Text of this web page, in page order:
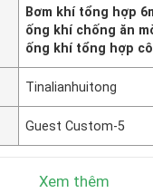
Bơm khí tổng hợp
ống khí chống ăn
ống khí tổng hợp
Tinalianhuitong
Guest Custom-5
Xem thêm